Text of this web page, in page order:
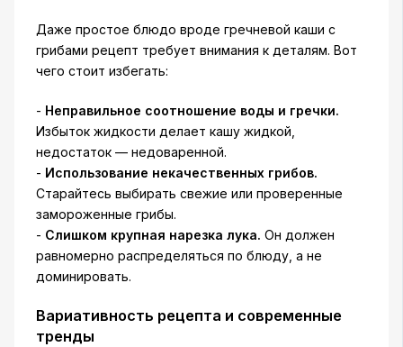
Даже простое блюдо вроде гречневой каши с
грибами рецепт требует внимания к деталям. Вот
чего стоит избегать:
- Неправильное соотношение воды и гречки.
Избыток жидкости делает кашу жидкой,
недостаток — недоваренной.
- Использование некачественных грибов.
Старайтесь выбирать свежие или проверенные
замороженные грибы.
- Слишком крупная нарезка лука. Он должен
равномерно распределяться по блюду, а не
доминировать.
Вариативность рецепта и современные
тренды